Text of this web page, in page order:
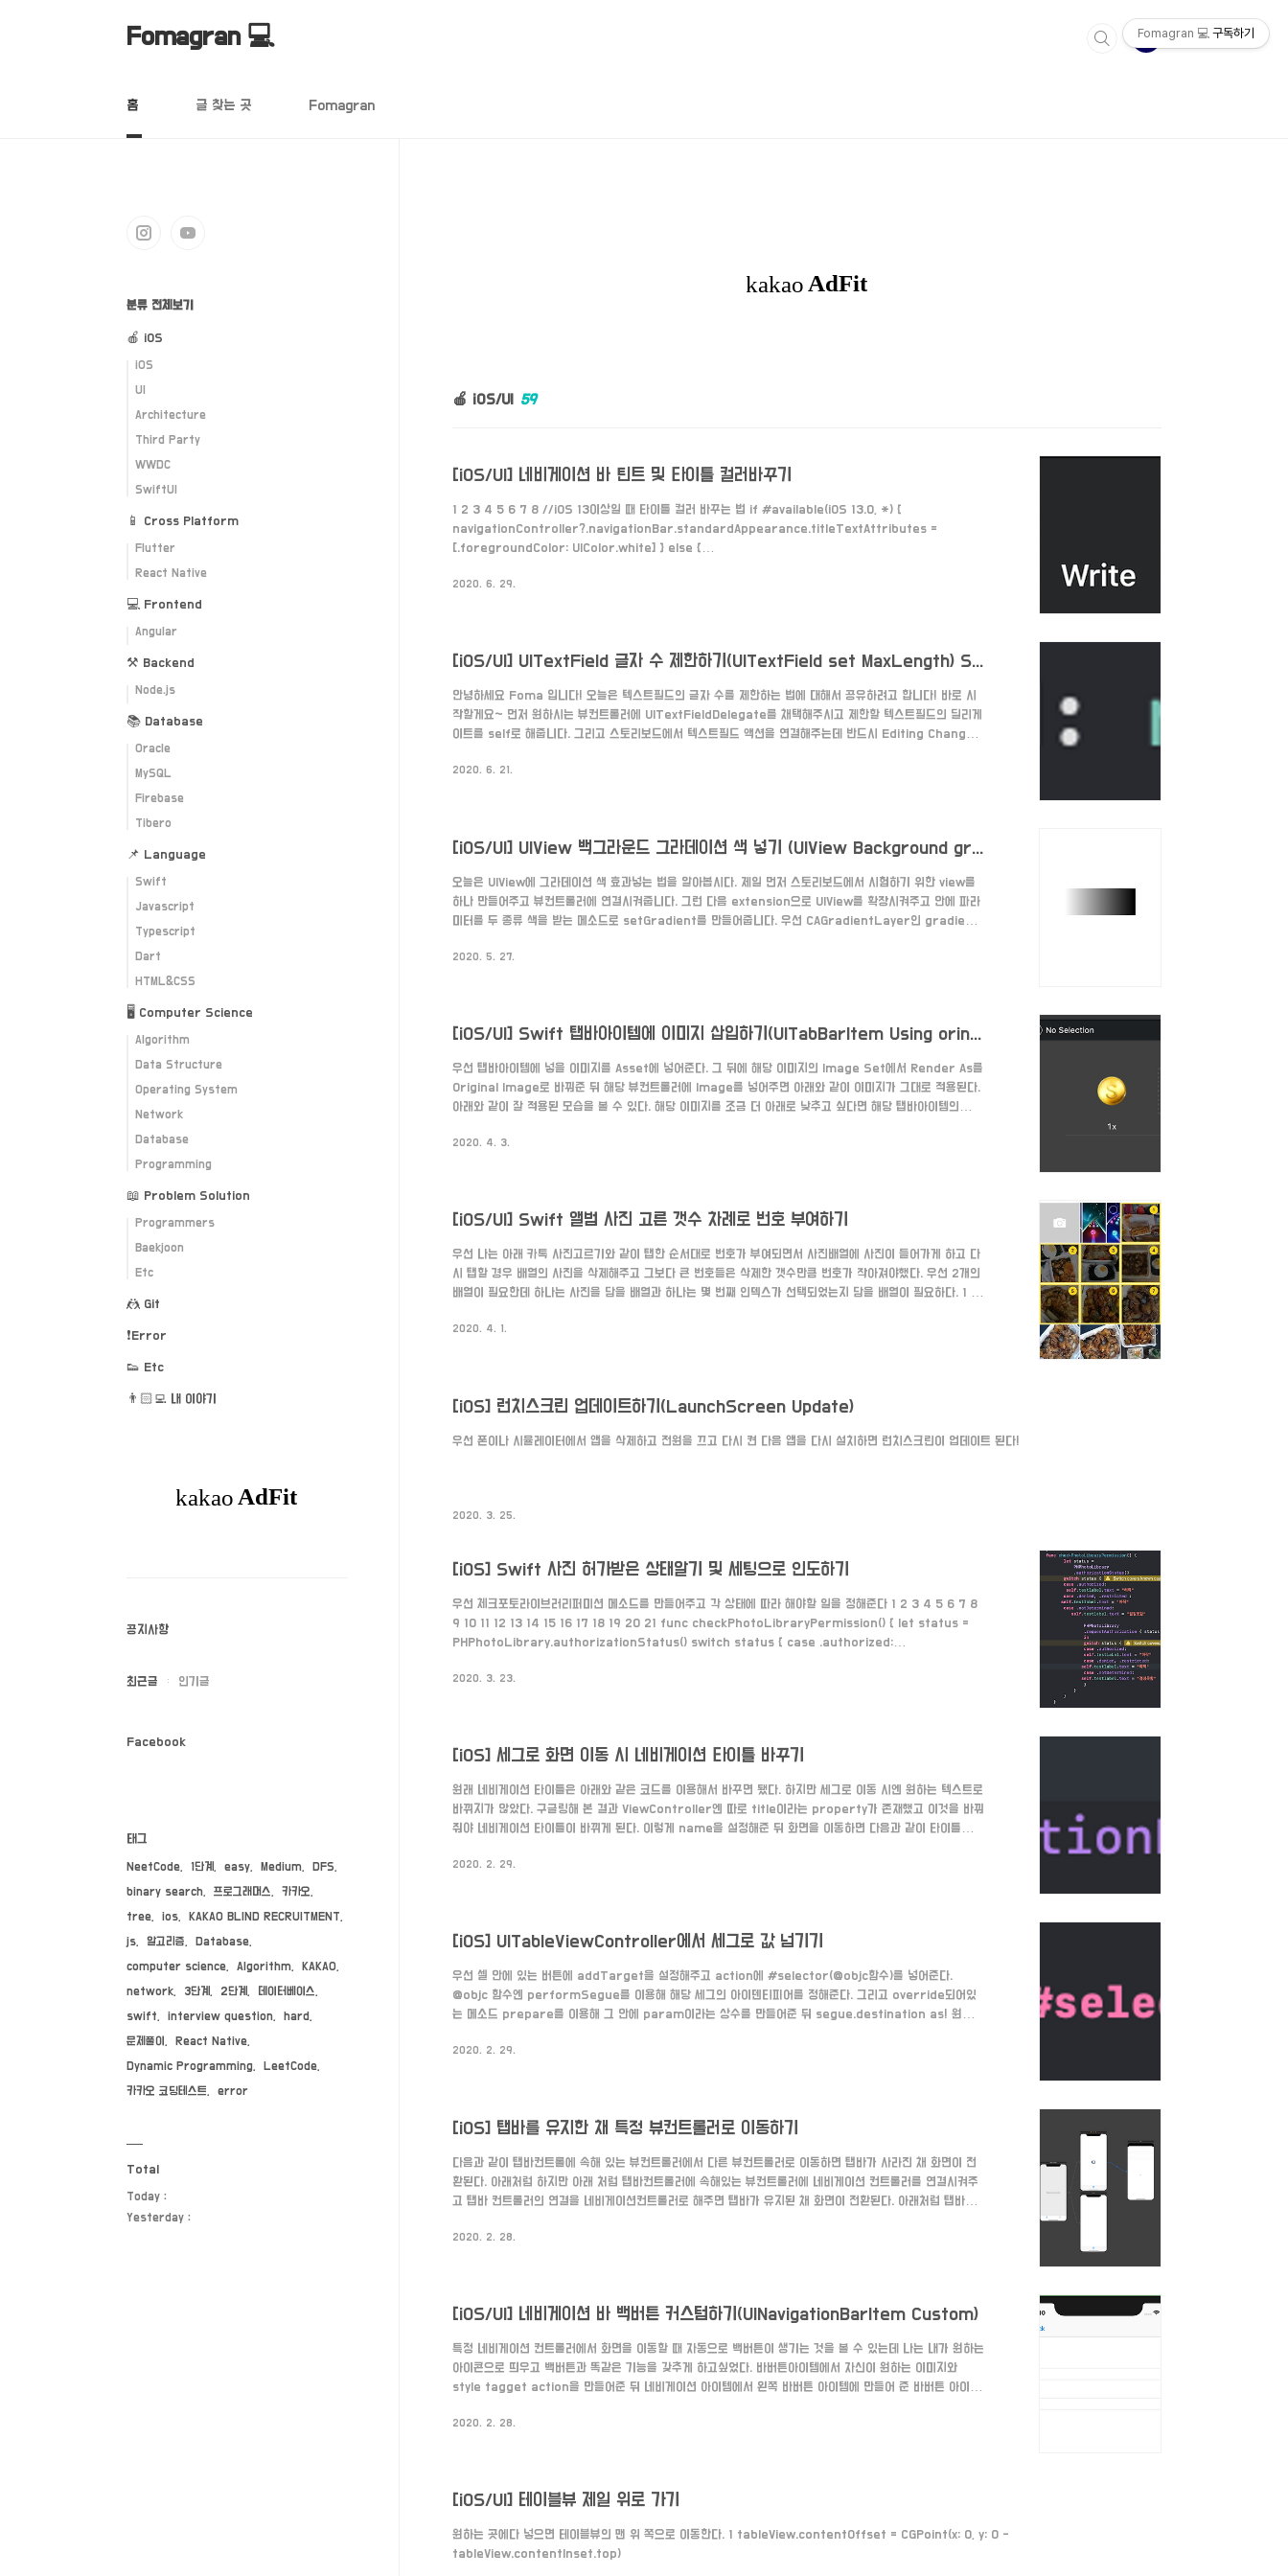
Fomagran 💻
홈 글 찾는 곳 Fomagran
🍎 iOS/UI 59
[iOS/UI] 네비게이션 바 틴트 및 타이틀 컬러바꾸기
1 2 3 4 5 6 7 8 //iOS 13이상일 때 타이틀 컬러 바꾸는 법 if #available(iOS 13.0, *) {
navigationController?.navigationBar.standardAppearance.titleTextAttributes =
[.foregroundColor: UIColor.white] } else {
UIColor.white] } //바 틴트 바꾸는 것 self.navigationController?.navigationBar.barTintColor
2020. 6. 29.
[iOS/UI] UITextField 글자 수 제한하기(UITextField set MaxLength) Swift
안녕하세요 Foma 입니다! 오늘은 텍스트필드의 글자 수를 제한하는 법에 대해서 공유하려고 합니다! 바로 시
작할게요~ 먼저 원하시는 뷰컨트롤러에 UITextFieldDelegate를 채택해주시고 제한할 텍스트필드의 딜리게
이트를 self로 해줍니다. 그리고 스토리보드에서 텍스트필드 액션을 연결해주는데 반드시 Editing Changed
func checkMaxLength(textField: UITextField!, maxLength: Int) { if (textField.text?.count
2020. 6. 21.
[iOS/UI] UIView 백그라운드 그라데이션 색 넣기 (UIView Background gradient color)
오늘은 UIView에 그라데이션 색 효과넣는 법을 알아봅시다. 제일 먼저 스토리보드에서 시험하기 위한 view를
하나 만들어주고 뷰컨트롤러에 연결시켜줍니다. 그런 다음 extension으로 UIView를 확장시켜주고 안에 파라
미터를 두 종류 색을 받는 메소드로 setGradient를 만들어줍니다. 우선 CAGradientLayer인 gradient
어느 방향으로 갈지 정하는 것입니다. startPoint와 endPoint는 각 각 시작점과 끝점을 정해주는 겁니다.
2020. 5. 27.
[iOS/UI] Swift 탭바아이템에 이미지 삽입하기(UITabBarItem Using oringinal image)
우선 탭바아이템에 넣을 이미지를 Asset에 넣어준다. 그 뒤에 해당 이미지의 Image Set에서 Render As를
Original Image로 바꿔준 뒤 해당 뷰컨트롤러에 Image를 넣어주면 아래와 같이 이미지가 그대로 적용된다.
아래와 같이 잘 적용된 모습을 볼 수 있다. 해당 이미지를 조금 더 아래로 낮추고 싶다면 해당 탭바아이템의
2020. 4. 3.
[iOS/UI] Swift 앨범 사진 고른 갯수 차례로 번호 부여하기
우선 나는 아래 카톡 사진고르기와 같이 탭한 순서대로 번호가 부여되면서 사진배열에 사진이 들어가게 하고 다
시 탭할 경우 배열의 사진을 삭제해주고 그보다 큰 번호들은 삭제한 갯수만큼 번호가 작아져야했다. 우선 2개의
배열이 필요한데 하나는 사진을 담을 배열과 하나는 몇 번째 인덱스가 선택되었는지 담을 배열이 필요하다. 1 2
지않다면 !photoarray.isEmpty{ for문을 이용해 photoarray안에 있는 숫자들을 차례로 indexPath
2020. 4. 1.
[iOS] 런치스크린 업데이트하기(LaunchScreen Update)
우선 폰이나 시뮬레이터에서 앱을 삭제하고 전원을 끄고 다시 켠 다음 앱을 다시 설치하면 런치스크린이 업데이트 된다!
2020. 3. 25.
[iOS] Swift 사진 허가받은 상태알기 및 세팅으로 인도하기
우선 체크포토라이브러리퍼미션 메소드를 만들어주고 각 상태에 따라 해야할 일을 정해준다 1 2 3 4 5 6 7 8
9 10 11 12 13 14 15 16 17 18 19 20 21 func checkPhotoLibraryPermission() { let status =
PHPhotoLibrary.authorizationStatus() switch status { case .authorized:
.notDetermined: self.testlabel.text = "결정못함" PHPhotoLibrary.requestAuthorization {
2020. 3. 23.
[iOS] 세그로 화면 이동 시 네비게이션 타이틀 바꾸기
원래 네비게이션 타이틀은 아래와 같은 코드를 이용해서 바꾸면 됐다. 하지만 세그로 이동 시엔 원하는 텍스트로
바뀌지가 않았다. 구글링해 본 결과 ViewController엔 따로 title이라는 property가 존재했고 이것을 바꿔
줘야 네비게이션 타이틀이 바뀌게 된다. 이렇게 name을 설정해준 뒤 화면을 이동하면 다음과 같이 타이틀이
2020. 2. 29.
[iOS] UITableViewController에서 세그로 값 넘기기
우선 셀 안에 있는 버튼에 addTarget을 설정해주고 action에 #selector(@objc함수)를 넣어준다.
@objc 함수엔 performSegue를 이용해 해당 세그의 아이덴티피어를 정해준다. 그리고 override되어있
는 메소드 prepare를 이용해 그 안에 param이라는 상수를 만들어준 뒤 segue.destination as! 원하는
착하고 싶은 뷰컨트롤러에 show를 해주고 오른쪽 상단에 identifier에 원하는 이름을 설정해준다.
2020. 2. 29.
[iOS] 탭바를 유지한 채 특정 뷰컨트롤러로 이동하기
다음과 같이 탭바컨트롤에 속해 있는 뷰컨트롤러에서 다른 뷰컨트롤러로 이동하면 탭바가 사라진 채 화면이 전
환된다. 아래처럼 하지만 아래 처럼 탭바컨트롤러에 속해있는 뷰컨트롤러에 네비게이션 컨트롤러를 연결시켜주
고 탭바 컨트롤러의 연결을 네비게이션컨트롤러로 해주면 탭바가 유지된 채 화면이 전환된다. 아래처럼 탭바가
2020. 2. 28.
[iOS/UI] 네비게이션 바 백버튼 커스텀하기(UINavigationBarItem Custom)
특정 네비게이션 컨트롤러에서 화면을 이동할 때 자동으로 백버튼이 생기는 것을 볼 수 있는데 나는 내가 원하는
아이콘으로 띄우고 백버튼과 똑같은 기능을 갖추게 하고싶었다. 바버튼아이템에서 자신이 원하는 이미지와
style tagget action을 만들어준 뒤 네비게이션 아이템에서 왼쪽 바버튼 아이템에 만들어 준 바버튼 아이템
"passwordOn@3x.png"), style: .done, target: self, action: #selector(back))
2020. 2. 28.
[iOS/UI] 테이블뷰 제일 위로 가기
원하는 곳에다 넣으면 테이블뷰의 맨 위 쪽으로 이동한다. 1 tableView.contentOffset = CGPoint(x: 0, y: 0 -
tableView.contentInset.top)
분류 전체보기
🍎 iOS
iOS
UI
Architecture
Third Party
WWDC
SwiftUI
📱 Cross Platform
Flutter
React Native
💻 Frontend
Angular
⚒ Backend
Node.js
📚 Database
Oracle
MySQL
Firebase
Tibero
📌 Language
Swift
Javascript
Typescript
Dart
HTML&CSS
🖥 Computer Science
Algorithm
Data Structure
Operating System
Network
Database
Programming
📖 Problem Solution
Programmers
Baekjoon
Etc
🤼 Git
❗️Error
👟 Etc
👨🏻‍💻 내 이야기
공지사항
최근글 인기글
Facebook
태그
NeetCode 1단계 easy Medium
DFS
binary search
프로그래머스
카카오
tree
ios
KAKAO BLIND RECRUITMENT
js
알고리즘
Database
computer science
Algorithm
KAKAO
network
3단계 2단계
데이터베이스
swift
interview question
hard
문제풀이
React Native
Dynamic Programming
LeetCode
카카오 코딩테스트
error
Total
Today :
Yesterday :
Fomagran 💻 구독하기